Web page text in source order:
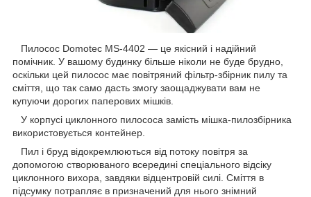
Пилосос Domotec MS-4402 — це якісний і надійний
помічник. У вашому будинку більше ніколи не буде брудно,
оскільки цей пилосос має повітряний фільтр-збірник пилу та
сміття, що так само дасть змогу заощаджувати вам не
купуючи дорогих паперових мішків.
У корпусі циклонного пилососа замість мішка-пилозбірника
використовується контейнер.
Пил і бруд відокремлюються від потоку повітря за
допомогою створюваного всередині спеціального відсіку
циклонного вихора, завдяки відцентровій силі. Сміття в
підсумку потрапляє в призначений для нього знімний